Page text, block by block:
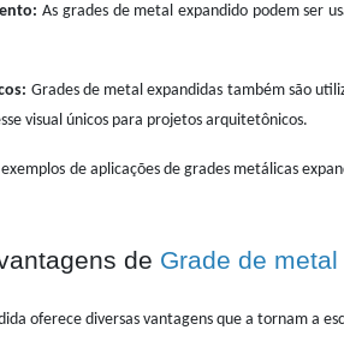
As grades de metal expandido podem ser
Grades de metal expandidas também são
visual únicos para projetos arquitetônicos.
exemplos de aplicações de grades metálicas
de Grade de
oferece diversas vantagens que a tornam a